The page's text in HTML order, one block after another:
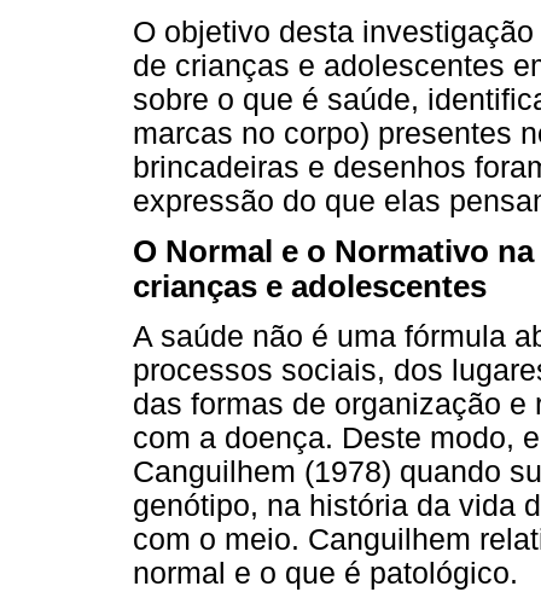
O objetivo desta
de crianças e adolescentes
sobre o que é saúde,
marcas no corpo) presentes
brincadeiras e desenhos
expressão do que elas
O Normal e o Normativo
crianças e adolescentes
A saúde não é uma fórmula
processos sociais, dos
das formas de organização
com a doença. Deste modo,
Canguilhem (1978) quando
genótipo, na história da vida
com o meio. Canguilhem
normal e o que é patológico.